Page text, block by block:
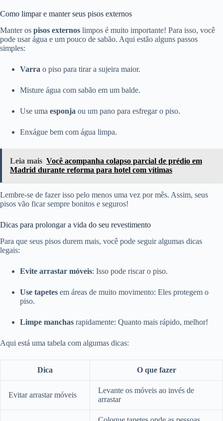
Como limpar e manter seus pisos externos
Manter os pisos externos limpos é muito importante! Para isso, você
pode usar água e um pouco de sabão. Aqui estão alguns passos
simples:
Varra o piso para tirar a sujeira maior.
Misture água com sabão em um balde.
Use uma esponja ou um pano para esfregar o piso.
Enxágue bem com água limpa.
Leia mais Você acompanha colapso parcial de prédio em
Madrid durante reforma para hotel com vítimas
Lembre-se de fazer isso pelo menos uma vez por mês. Assim, seus
pisos vão ficar sempre bonitos e seguros!
Dicas para prolongar a vida do seu revestimento
Para que seus pisos durem mais, você pode seguir algumas dicas
legais:
Evite arrastar móveis: Isso pode riscar o piso.
Use tapetes em áreas de muito movimento: Eles protegem o
piso.
Limpe manchas rapidamente: Quanto mais rápido, melhor!
Aqui está uma tabela com algumas dicas:
Dica O que fazer
Evitar arrastar móveis
Levante os móveis ao invés de
arrastar